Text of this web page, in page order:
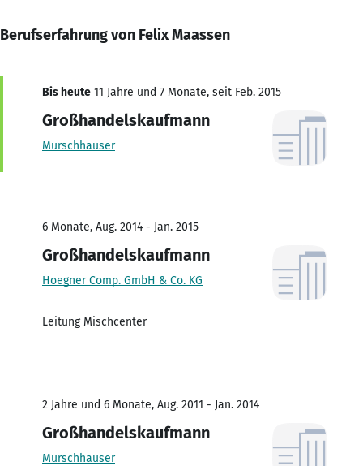
Berufserfahrung von Felix Maassen
Bis heute 11 Jahre und 7 Monate, seit Feb. 2015
Großhandelskaufmann
Murschhauser
6 Monate, Aug. 2014 - Jan. 2015
Großhandelskaufmann
Hoegner Comp. GmbH & Co. KG
Leitung Mischcenter
2 Jahre und 6 Monate, Aug. 2011 - Jan. 2014
Großhandelskaufmann
Murschhauser